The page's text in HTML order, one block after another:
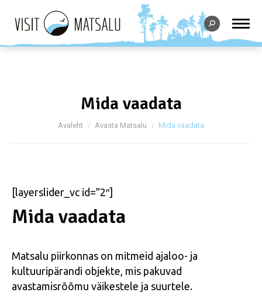
Search:
Mida vaadata
You are here:
Avaleht Avasta Matsalu Mida vaadata
[layerslider_vc id=”2″]
Mida vaadata
Matsalu piirkonnas on mitmeid ajaloo- ja
kultuuripärandi objekte, mis pakuvad
avastamisrõõmu väikestele ja suurtele.